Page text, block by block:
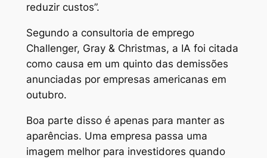
reduzir custos”.
Segundo a consultoria de emprego
Challenger, Gray & Christmas, a IA foi citada
como causa em um quinto das demissões
anunciadas por empresas americanas em
outubro.
Boa parte disso é apenas para manter as
aparências. Uma empresa passa uma
imagem melhor para investidores quando